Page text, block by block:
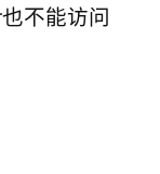
不能访问